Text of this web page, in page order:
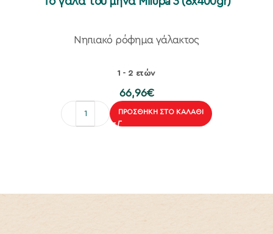
Νηπιακό ρόφημα γάλακτος
1 - 2 ετών
66,96€
ΠΡΟΣΘΉΚΗ ΣΤΟ ΚΑΛΆΘΙ